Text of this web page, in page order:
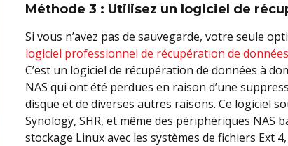
Méthode 3 : Utilisez un logiciel de
Si vous n’avez pas de sauvegarde, votre seule
logiciel professionnel de récupération de
C’est un logiciel de récupération de données à
NAS qui ont été perdues en raison d’une
disque et de diverses autres raisons. Ce logiciel
Synology, SHR, et même des périphériques NAS
stockage Linux avec les systèmes de fichiers Ext 4,